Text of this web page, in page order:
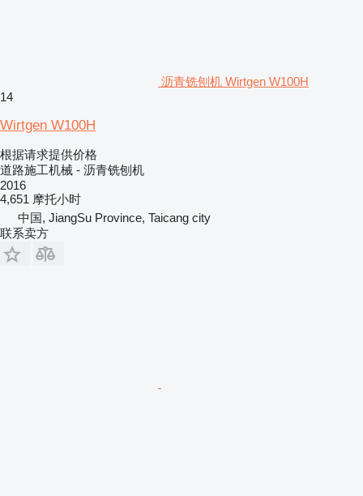
沥青铣刨机 Wirtgen W100H
14
Wirtgen W100H
根据请求提供价格
道路施工机械 - 沥青铣刨机
2016
4,651 摩托小时
中国, JiangSu Province, Taicang city
联系卖方